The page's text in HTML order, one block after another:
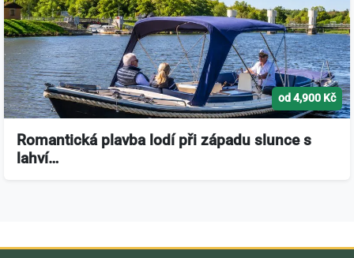
od 4,900 Kč
Romantická plavba lodí při západu slunce s
lahví…